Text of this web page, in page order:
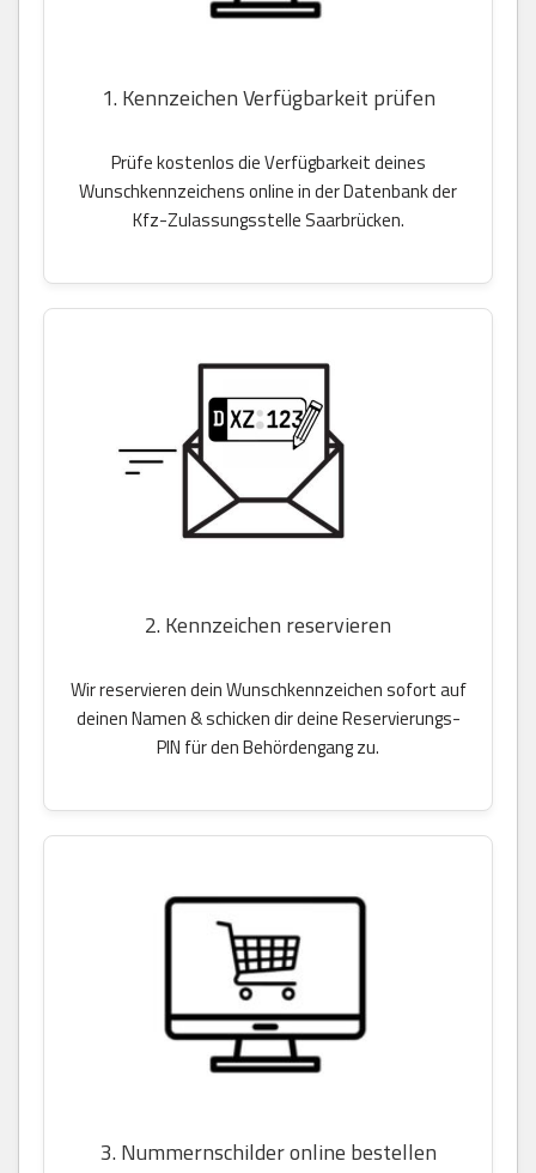
1. Kennzeichen Verfügbarkeit prüfen
Prüfe kostenlos die Verfügbarkeit deines
Wunschkennzeichens online in der Datenbank der
Kfz-Zulassungsstelle Saarbrücken.
2. Kennzeichen reservieren
Wir reservieren dein Wunschkennzeichen sofort auf
deinen Namen & schicken dir deine Reservierungs-
PIN für den Behördengang zu.
3. Nummernschilder online bestellen